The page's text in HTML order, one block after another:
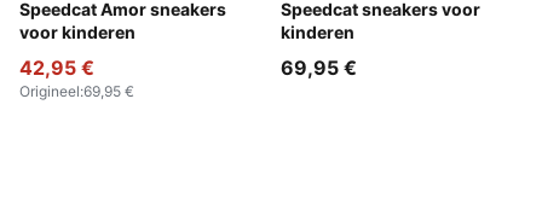
Speedcat Amor sneakers
voor kinderen
Vapor Gray-Jasmine Flower
42,95 €
Origineel:69,95 €
Speedcat sneakers voor
kinderen
For All Time Red-PUMA
69,95 €